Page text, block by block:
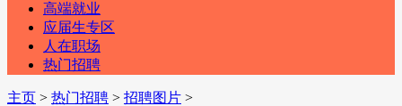
高端就业
应届生专区
人在职场
热门招聘
主页 > 热门招聘 > 招聘图片 >